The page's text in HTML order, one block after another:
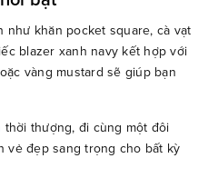
khăn pocket square, cà vạt
blazer xanh navy kết hợp với
vàng mustard sẽ giúp bạn
thời thượng, đi cùng một đôi
vẻ đẹp sang trọng cho bất kỳ